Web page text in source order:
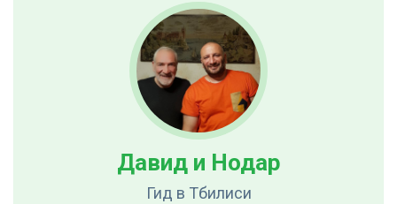
Давид и Нодар
Гид в Тбилиси